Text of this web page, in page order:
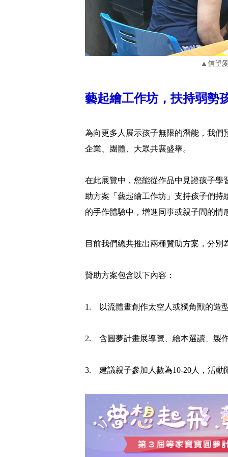
▲信望
藝起繪工作坊，扶持弱勢
為向更多人展示孩子無限的潛能，我們
企業、團體、大眾共襄盛舉。
在此展覽中，您能從作品中見證孩子學
助方案「藝起繪工作坊」支持孩子們
的手作體驗中，增進同事或親子間的
目前我們總共推出兩種贊助方案，分別
贊助方案包含以下內容：
1. 以流體畫創作太空人或獨角獸的造
2. 含圓夢計畫展導覽、繪本選讀、製
3. 建議親子參加人數為10-20人，活動